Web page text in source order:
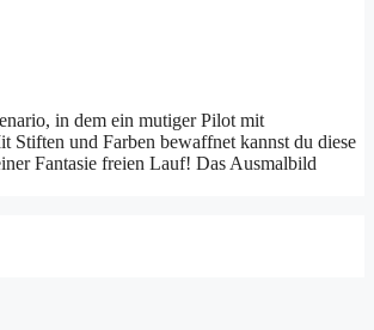
in dem ein mutiger Pilot mit
Stiften und Farben bewaffnet kannst du diese
Fantasie freien Lauf! Das Ausmalbild